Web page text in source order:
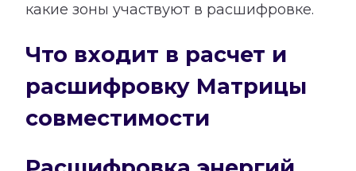
какие зоны участвуют в расшифровке.
Что входит в расчет и
расшифровку Матрицы
совместимости